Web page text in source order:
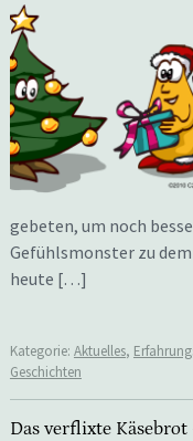
gebeten, um noch
Gefühlsmonster zu
heute […]
Kategorie: Aktuelles,
Geschichten
Das verflixte